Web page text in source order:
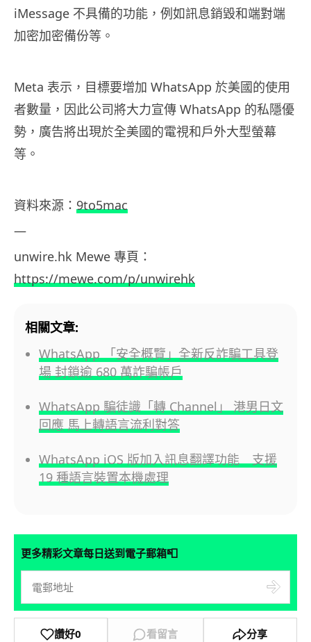
iMessage 不具備的功能，例如訊息銷毀和端對端
加密加密備份等。
Meta 表示，目標要增加 WhatsApp 於美國的使用
者數量，因此公司將大力宣傳 WhatsApp 的私隱優
勢，廣告將出現於全美國的電視和戶外大型螢幕
等。
資料來源： 9to5mac
—
unwire.hk Mewe 專頁：
https://mewe.com/p/unwirehk
相關文章:
WhatsApp 「安全概覽」全新反詐騙工具登
場 封鎖逾 680 萬詐騙帳戶
WhatsApp 騙徒識「轉 Channel」 港男日文
回應 馬上轉語言流利對答
WhatsApp iOS 版加入訊息翻譯功能 支援
19 種語言裝置本機處理
更多精彩文章每日送到電子郵箱📮
讚好0 看留言 分享